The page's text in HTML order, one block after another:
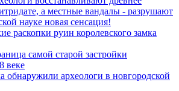
а местные вандалы - разрушают
науке новая сенсация!
раскопки руин королевского замка
самой старой застройки
веке
обнаружили археологи в новгородской